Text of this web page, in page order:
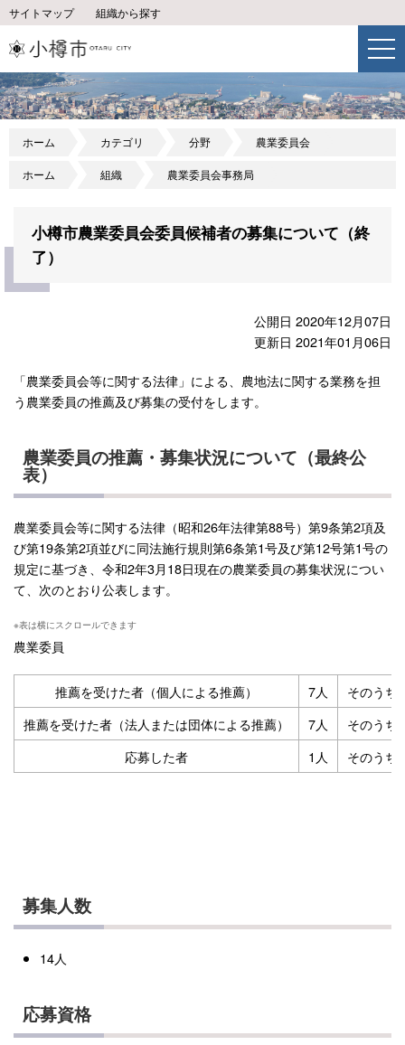
サイトマップ 組織から探す
ホーム カテゴリ 分野 農業委員会
ホーム 組織 農業委員会事務局
小樽市農業委員会委員候補者の募集について（終
了）
公開日 2020年12月07日
更新日 2021年01月06日
「農業委員会等に関する法律」による、農地法に関する業務を担
う農業委員の推薦及び募集の受付をします。
農業委員の推薦・募集状況について（最終公
表）
農業委員会等に関する法律（昭和26年法律第88号）第9条第2項及
び第19条第2項並びに同法施行規則第6条第1号及び第12号第1号の
規定に基づき、令和2年3月18日現在の農業委員の募集状況につい
て、次のとおり公表します。
農業委員
推薦を受けた者（個人による推薦） 7人
そのうち
推薦を受けた者（法人または団体による推薦）
7人
そのうち
応募した者
1人 そのうち
募集人数
14人
応募資格